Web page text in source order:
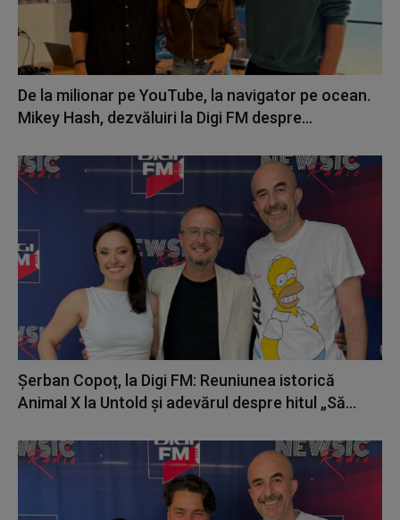
De la milionar pe YouTube, la navigator pe ocean.
Mikey Hash, dezvăluiri la Digi FM despre...
Șerban Copoț, la Digi FM: Reuniunea istorică
Animal X la Untold și adevărul despre hitul „Să...